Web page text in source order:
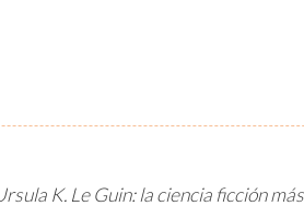
K. Le Guin: la ciencia ficción